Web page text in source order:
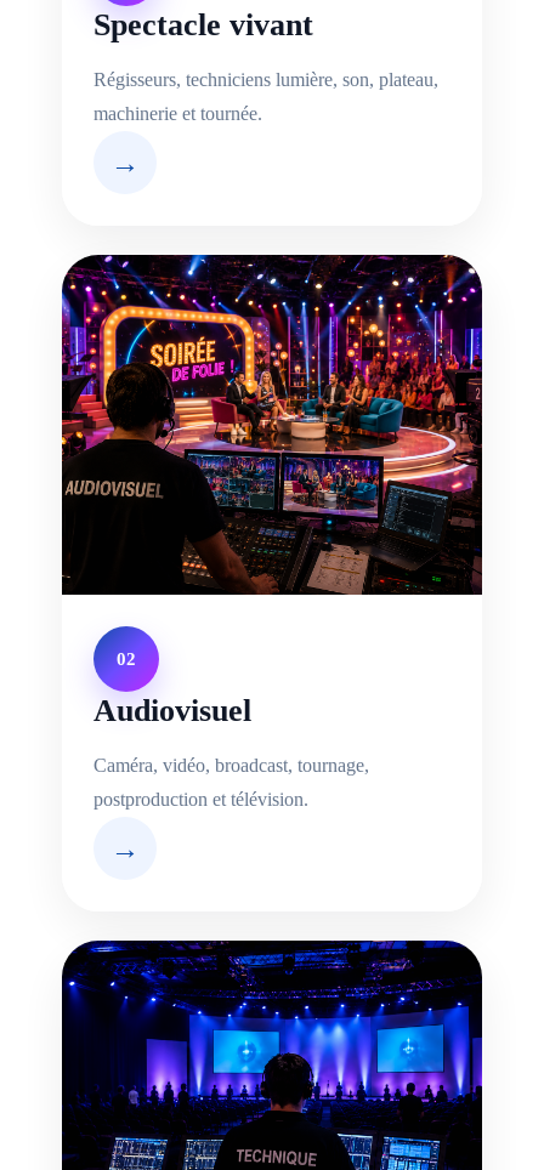
Spectacle vivant
Régisseurs, techniciens lumière, son, plateau,
machinerie et tournée.
→
02
Audiovisuel
Caméra, vidéo, broadcast, tournage,
postproduction et télévision.
→